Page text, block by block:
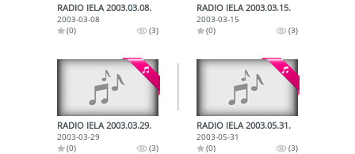
RADIO IELA 2003.03.08.
2003-03-08
(0)
(3)
RADIO IELA 2003.03.15.
2003-03-15
(0)
(3)
RADIO IELA 2003.03.29.
2003-03-29
(0)
(3)
RADIO IELA 2003.05.31.
2003-05-31
(0)
(3)